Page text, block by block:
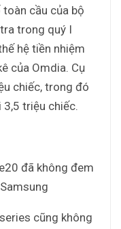
cầu của bộ
trong quý I
hệ tiền nhiệm
của Omdia. Cụ
chiếc, trong đó
3,5 triệu chiếc.
đã không đem
cũng không